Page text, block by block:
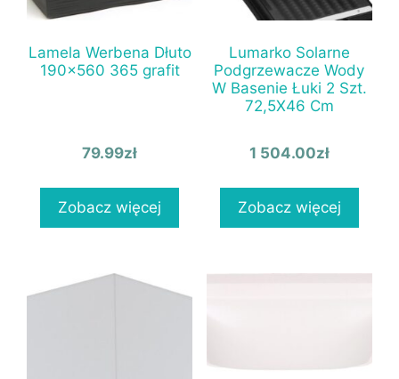
Lamela Werbena Dłuto
190×560 365 grafit
79.99zł
Zobacz więcej
Lumarko Solarne
Podgrzewacze Wody
W Basenie Łuki 2 Szt.
72,5X46 Cm
1 504.00zł
Zobacz więcej